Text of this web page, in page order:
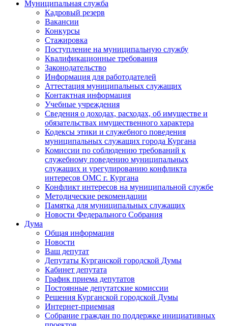
Муниципальная служба
Кадровый резерв
Вакансии
Конкурсы
Стажировка
Поступление на муниципальную службу
Квалификационные требования
Законодательство
Информация для работодателей
Аттестация муниципальных служащих
Контактная информация
Учебные учреждения
Сведения о доходах, расходах, об имуществе и
обязательствах имущественного характера
Кодексы этики и служебного поведения
муниципальных служащих города Кургана
Комиссии по соблюдению требований к
служебному поведению муниципальных
служащих и урегулированию конфликта
интересов ОМС г. Кургана
Конфликт интересов на муниципальной службе
Методические рекомендации
Памятка для муниципальных служащих
Новости Федерального Cобрания
Дума
Общая информация
Новости
Ваш депутат
Депутаты Курганской городской Думы
Кабинет депутата
График приема депутатов
Постоянные депутатские комиссии
Решения Курганской городской Думы
Интернет-приемная
Собрание граждан по поддержке инициативных